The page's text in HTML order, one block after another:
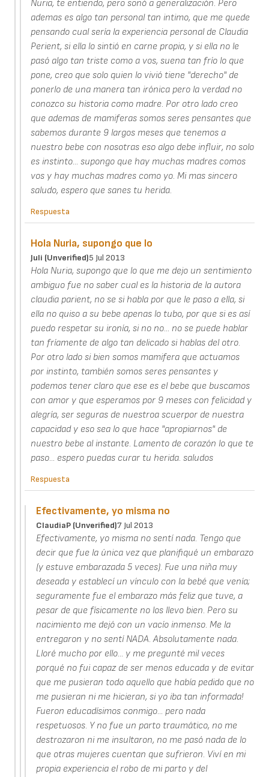
Nuria, te entiendo, pero sonó a generalización. Pero
ademas es algo tan personal tan intimo, que me quede
pensando cual sería la experiencia personal de Claudia
Perient, si ella lo sintió en carne propia, y si ella no le
pasó algo tan triste como a vos, suena tan frío lo que
pone, creo que solo quien lo vivió tiene "derecho" de
ponerlo de una manera tan irónica pero la verdad no
conozco su historia como madre. Por otro lado creo
que ademas de mamiferas somos seres pensantes que
sabemos durante 9 largos meses que tenemos a
nuestro bebe con nosotras eso algo debe influir, no solo
es instinto... supongo que hay muchas madres comos
vos y hay muchas madres como yo. Mi mas sincero
saludo, espero que sanes tu herida.
Respuesta
Hola Nuria, supongo que lo
Juli (unverified)5 Jul 2013
Hola Nuria, supongo que lo que me dejo un sentimiento
ambiguo fue no saber cual es la historia de la autora
claudia parient, no se si habla por que le paso a ella, si
ella no quiso a su bebe apenas lo tubo, por que si es así
puedo respetar su ironía, si no no... no se puede hablar
tan fríamente de algo tan delicado si hablas del otro.
Por otro lado si bien somos mamifera que actuamos
por instinto, también somos seres pensantes y
podemos tener claro que ese es el bebe que buscamos
con amor y que esperamos por 9 meses con felicidad y
alegría, ser seguras de nuestroa scuerpor de nuestra
capacidad y eso sea lo que hace "apropiarnos" de
nuestro bebe al instante. Lamento de corazón lo que te
paso... espero puedas curar tu herida. saludos
Respuesta
Efectivamente, yo misma no
ClaudiaP (unverified)7 Jul 2013
Efectivamente, yo misma no sentí nada. Tengo que
decir que fue la única vez que planifiqué un embarazo
(y estuve embarazada 5 veces). Fue una niña muy
deseada y establecí un vínculo con la bebé que venía;
seguramente fue el embarazo más feliz que tuve, a
pesar de que físicamente no los llevo bien. Pero su
nacimiento me dejó con un vacío inmenso. Me la
entregaron y no sentí NADA. Absolutamente nada.
Lloré mucho por ello... y me pregunté mil veces
porqué no fui capaz de ser menos educada y de evitar
que me pusieran todo aquello que había pedido que no
me pusieran ni me hicieran, si yo iba tan informada!
Fueron educadísimos conmigo... pero nada
respetuosos. Y no fue un parto traumático, no me
destrozaron ni me insultaron, no me pasó nada de lo
que otras mujeres cuentan que sufrieron. Viví en mi
propia experiencia el robo de mi parto y del